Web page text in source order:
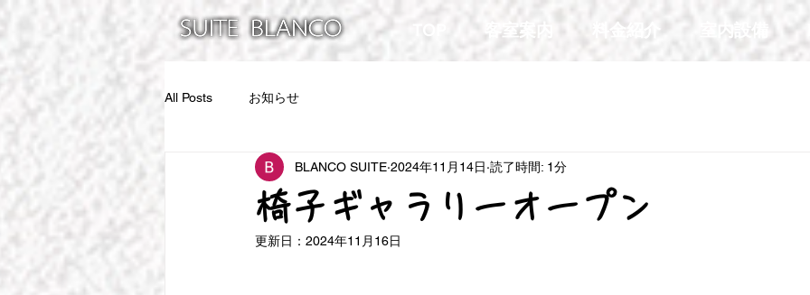
客室案内 料金紹介 室内設備
All Posts お知らせ
椅子ギャラリーオープン
BLANCO SUITE 2024年11月14日 読了時間: 1分
更新日： 2024年11月16日